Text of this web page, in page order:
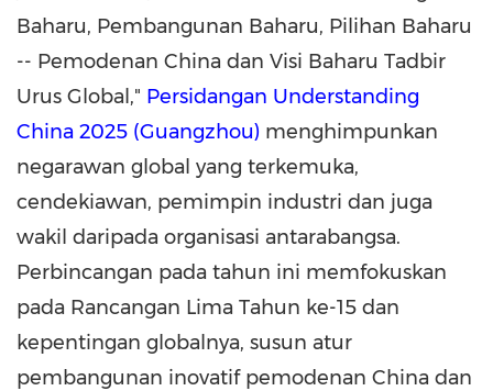
Baharu, Pembangunan Baharu, Pilihan Baharu
-- Pemodenan China dan Visi Baharu Tadbir
Urus Global," Persidangan Understanding
China 2025 (Guangzhou) menghimpunkan
negarawan global yang terkemuka,
cendekiawan, pemimpin industri dan juga
wakil daripada organisasi antarabangsa.
Perbincangan pada tahun ini memfokuskan
pada Rancangan Lima Tahun ke-15 dan
kepentingan globalnya, susun atur
pembangunan inovatif pemodenan China dan